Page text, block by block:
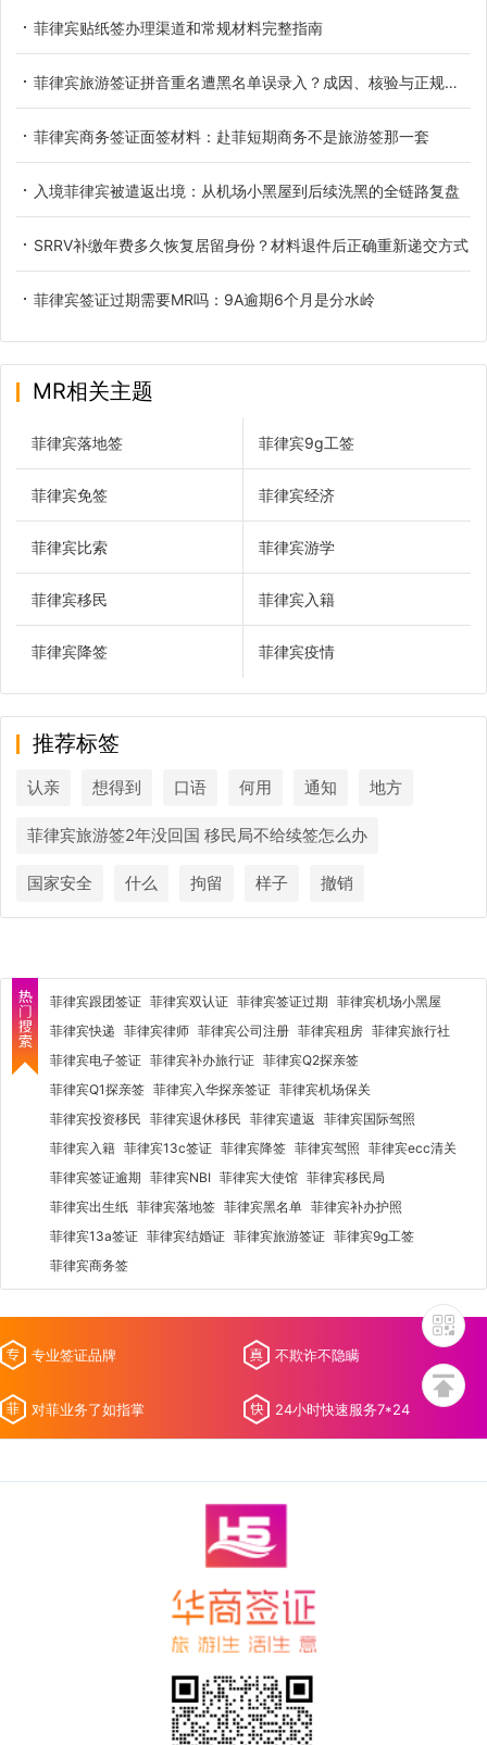
菲律宾贴纸签办理渠道和常规材料完整指南
菲律宾旅游签证拼音重名遭黑名单误录入？成因、核验与正规解决办法
菲律宾商务签证面签材料：赴菲短期商务不是旅游签那一套
入境菲律宾被遣返出境：从机场小黑屋到后续洗黑的全链路复盘
SRRV补缴年费多久恢复居留身份？材料退件后正确重新递交方式
菲律宾签证过期需要MR吗：9A逾期6个月是分水岭
MR相关主题
菲律宾落地签 菲律宾9g工签
菲律宾免签 菲律宾经济
菲律宾比索 菲律宾游学
菲律宾移民 菲律宾入籍
菲律宾降签 菲律宾疫情
推荐标签
认亲 想得到 口语 何用 通知 地方
菲律宾旅游签2年没回国 移民局不给续签怎么办
国家安全 什么 拘留 样子 撤销
菲律宾跟团签证 菲律宾双认证 菲律宾签证过期 菲律宾机场小黑屋
菲律宾快递 菲律宾律师 菲律宾公司注册 菲律宾租房 菲律宾旅行社
菲律宾电子签证 菲律宾补办旅行证 菲律宾Q2探亲签
菲律宾Q1探亲签 菲律宾入华探亲签证 菲律宾机场保关
菲律宾投资移民 菲律宾退休移民 菲律宾遣返 菲律宾国际驾照
菲律宾入籍 菲律宾13c签证 菲律宾降签 菲律宾驾照 菲律宾ecc清关
菲律宾签证逾期 菲律宾NBI 菲律宾大使馆 菲律宾移民局
菲律宾出生纸 菲律宾落地签 菲律宾黑名单 菲律宾补办护照
菲律宾13a签证 菲律宾结婚证 菲律宾旅游签证 菲律宾9g工签
菲律宾商务签
专业签证品牌 不欺诈不隐瞒
对菲业务了如指掌 24小时快速服务7*24